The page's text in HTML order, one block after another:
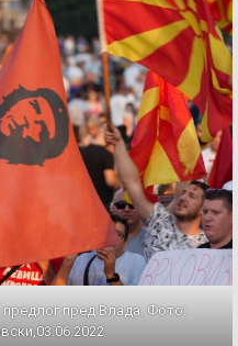
пред Влада. Фото: